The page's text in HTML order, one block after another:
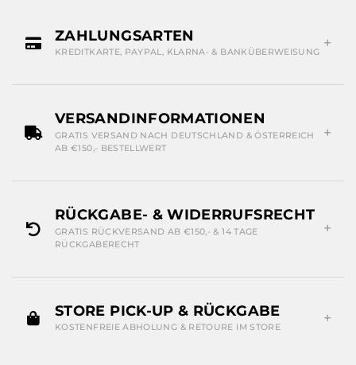
ZAHLUNGSARTEN
KREDITKARTE, PAYPAL, KLARNA- & BANKÜBERWEISUNG
VERSANDINFORMATIONEN
GRATIS VERSAND NACH DEUTSCHLAND & ÖSTERREICH
AB €150,- BESTELLWERT
RÜCKGABE- & WIDERRUFSRECHT
GRATIS RÜCKVERSAND AB €150,- & 14 TAGE
RÜCKGABERECHT
STORE PICK-UP & RÜCKGABE
KOSTENFREIE ABHOLUNG & RETOURE IM STORE